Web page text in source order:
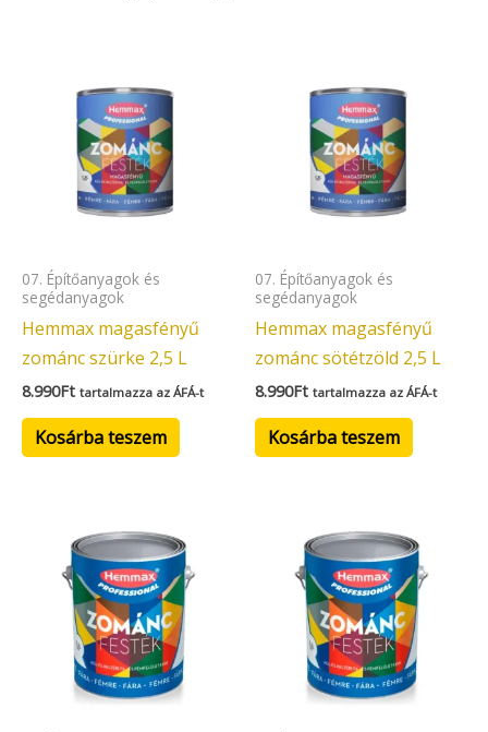
07. Építőanyagok és
segédanyagok
Hemmax magasfényű
zománc szürke 2,5 L
8.990Ft tartalmazza az ÁFÁ-t
Kosárba teszem
07. Építőanyagok és
segédanyagok
Hemmax magasfényű
zománc sötétzöld 2,5 L
8.990Ft tartalmazza az ÁFÁ-t
Kosárba teszem